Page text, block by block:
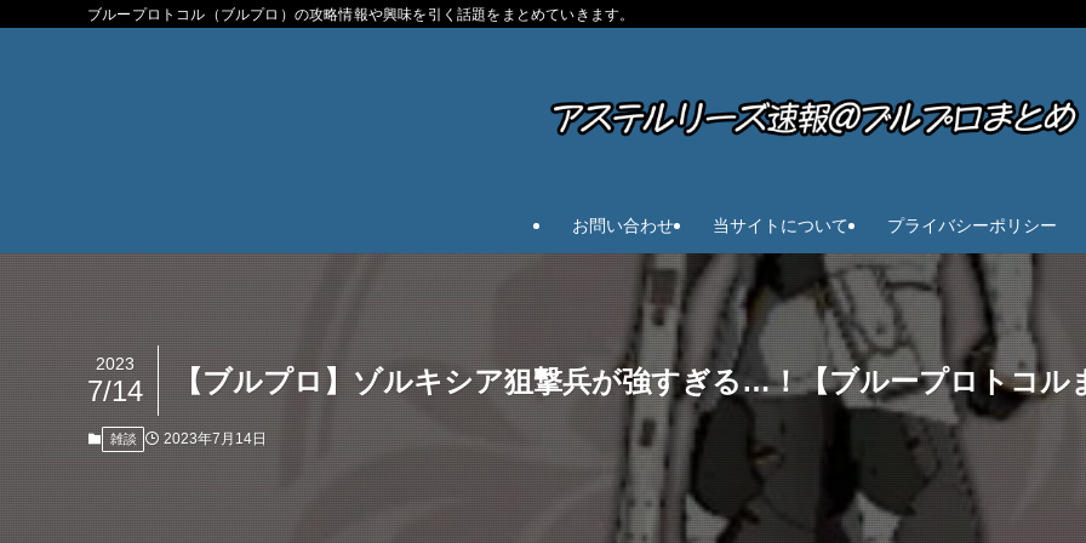
ブループロトコル（ブルプロ）の攻略情報や興味を引く話題をまとめていきます。
お問い合わせ 当サイトについて プライバシーポリシー
【ブルプロ】ゾルキシア狙撃兵が強すぎる…！【ブループロトコル
2023
7/14
雑談 2023年7月14日